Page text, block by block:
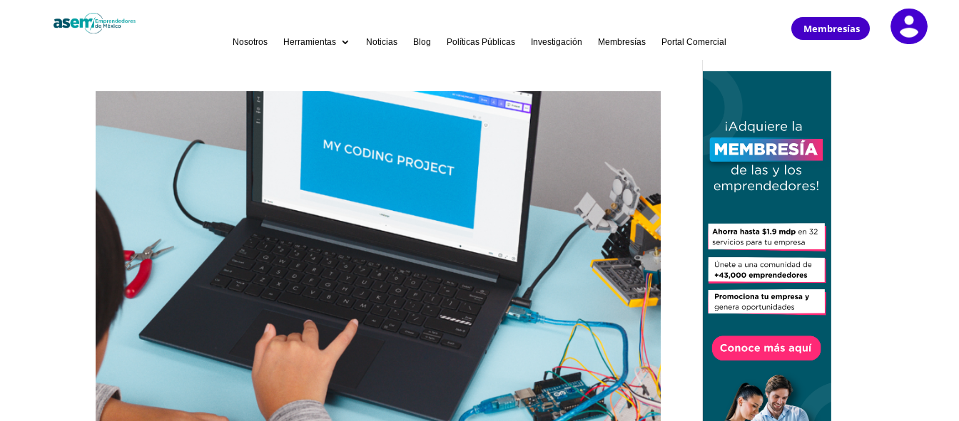
Nosotros Herramientas Noticias Blog Políticas Públicas Investigación Membresías Portal Comercial
Membresías